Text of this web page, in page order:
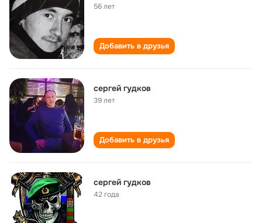
56 лет
Добавить в друзья
сергей гудков
39 лет
Добавить в друзья
сергей гудков
42 года